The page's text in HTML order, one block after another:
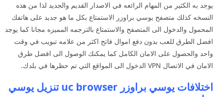
يوجد به الكثير من المهام الرائعه في الاصدار القديم والجديد لذا من هذه
النسخه كذلك متصفح يوسي براوزر الاستمتاع بكل ما هو جديد على هاتفك
المحمول والدخول الى المتصفح والاستمتاع بالترجمه المميزه مجانا كما يوجد
افضل الطرق للعب بدون دفع اموال فاتح اكثر من علامه تبويب في وقت
واحد والحصول على الامان الكامل كما يمكنك الوصول الى افضل طرق
الامان في الاتصال VPN الدخول الى المواقع التي تم حظرها في بلدك.
اختلافات يوسي براوزر uc browser تنزيل يوسي